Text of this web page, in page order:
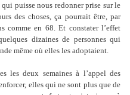
puisse nous redonner prise sur le
des choses, ça pourrait être, par
comme en 68. Et constater l’effet
dizaines de personnes qui
même où elles les adoptaient.
les deux semaines à l’appel des
elles qui ne sont plus que de